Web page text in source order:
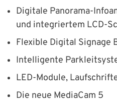
Digitale Panorama-
und integriertem LCD-
Flexible Digital Signage
Intelligente
LED-Module,
Die neue MediaCam 5